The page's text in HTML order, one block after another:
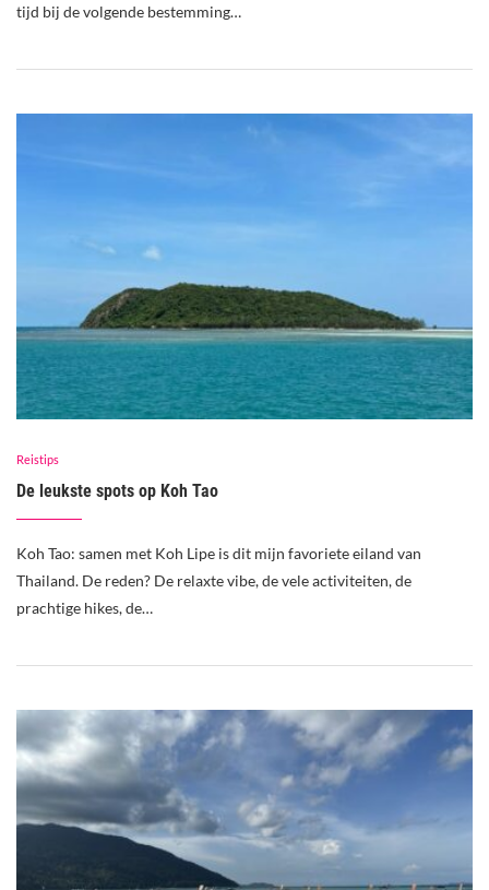
tijd bij de volgende bestemming…
Reistips
De leukste spots op Koh Tao
Koh Tao: samen met Koh Lipe is dit mijn favoriete eiland van
Thailand. De reden? De relaxte vibe, de vele activiteiten, de
prachtige hikes, de…